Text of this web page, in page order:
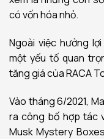
có vốn hóa nhỏ.
Ngoài việc hưởng
một yếu tố quan
tăng giá của RACA
Vào tháng 6/2021,
ra công bố hợp tác
Musk Mystery